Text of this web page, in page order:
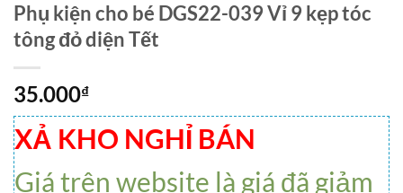
Phụ kiện cho bé DGS22-039 Vỉ 9 kẹp tóc
tông đỏ diện Tết
35.000₫
XẢ KHO NGHỈ BÁN
Giá trên website là giá đã giảm